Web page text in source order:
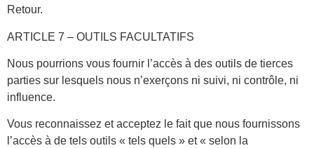
Retour.
ARTICLE 7 – OUTILS FACULTATIFS
Nous pourrions vous fournir l’accès à des outils de tierces
parties sur lesquels nous n’exerçons ni suivi, ni contrôle, ni
influence.
Vous reconnaissez et acceptez le fait que nous fournissons
l’accès à de tels outils « tels quels » et « selon la